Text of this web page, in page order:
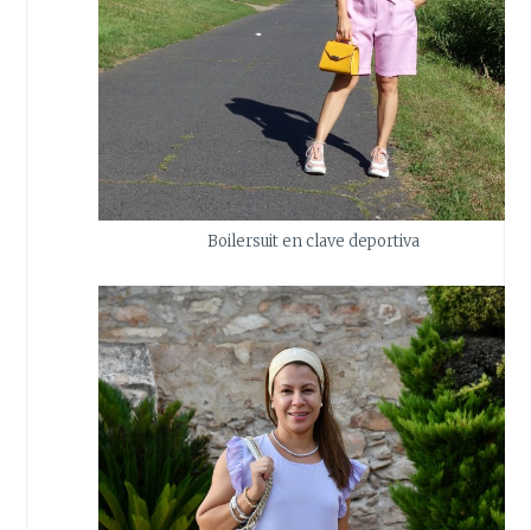
Boilersuit en clave deportiva